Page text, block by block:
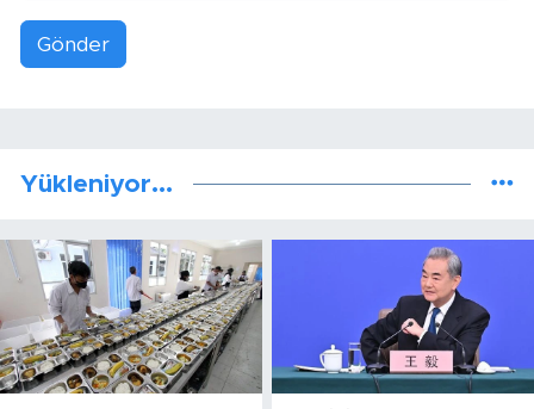
Gönder
Yükleniyor...